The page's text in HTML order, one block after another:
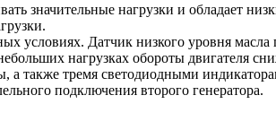
значительные нагрузки и обладает
Датчик низкого уровня масла
нагрузках обороты двигателя
также тремя светодиодными
подключения второго генератора.